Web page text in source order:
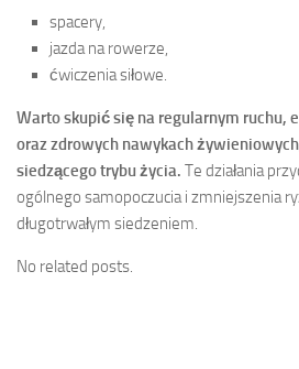
spacery,
jazda na rowerze,
ćwiczenia siłowe.
Warto skupić się na regularnym ruchu,
oraz zdrowych nawykach
siedzącego trybu życia. Te działania
ogólnego samopoczucia i zmniejszenia
długotrwałym siedzeniem.
No related posts.